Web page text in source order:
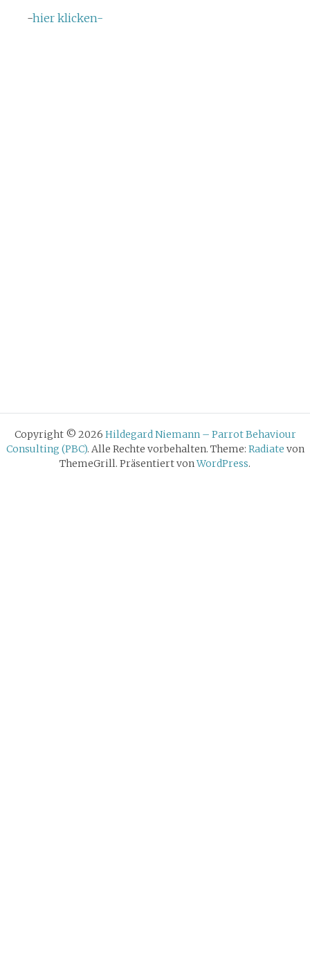
-hier klicken-
Copyright © 2026 Hildegard Niemann – Parrot Behaviour
Consulting (PBC). Alle Rechte vorbehalten. Theme: Radiate von
ThemeGrill. Präsentiert vonWordPress.